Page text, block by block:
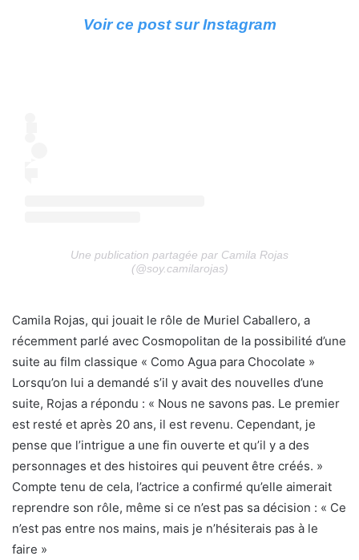
Voir ce post sur Instagram
Une publication partagée par Camila Rojas
(@soy.camilarojas)
Camila Rojas, qui jouait le rôle de Muriel Caballero, a
récemment parlé avec Cosmopolitan de la possibilité d’une
suite au film classique « Como Agua para Chocolate »
Lorsqu’on lui a demandé s’il y avait des nouvelles d’une
suite, Rojas a répondu : « Nous ne savons pas. Le premier
est resté et après 20 ans, il est revenu. Cependant, je
pense que l’intrigue a une fin ouverte et qu’il y a des
personnages et des histoires qui peuvent être créés. »
Compte tenu de cela, l’actrice a confirmé qu’elle aimerait
reprendre son rôle, même si ce n’est pas sa décision : « Ce
n’est pas entre nos mains, mais je n’hésiterais pas à le
faire »